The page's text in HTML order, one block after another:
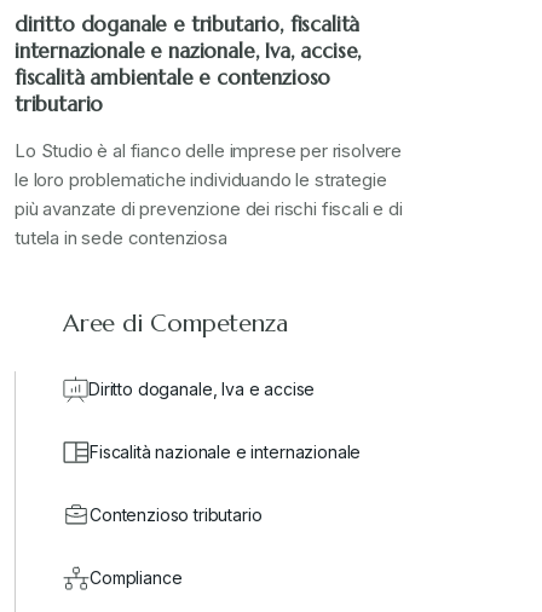
diritto doganale e tributario, fiscalità
internazionale e nazionale, Iva, accise,
fiscalità ambientale e contenzioso
tributario
Lo Studio è al fianco delle imprese per risolvere
le loro problematiche individuando le strategie
più avanzate di prevenzione dei rischi fiscali e di
tutela in sede contenziosa
Aree di Competenza
Diritto doganale, Iva e accise
Fiscalità nazionale e internazionale
Contenzioso tributario
Compliance